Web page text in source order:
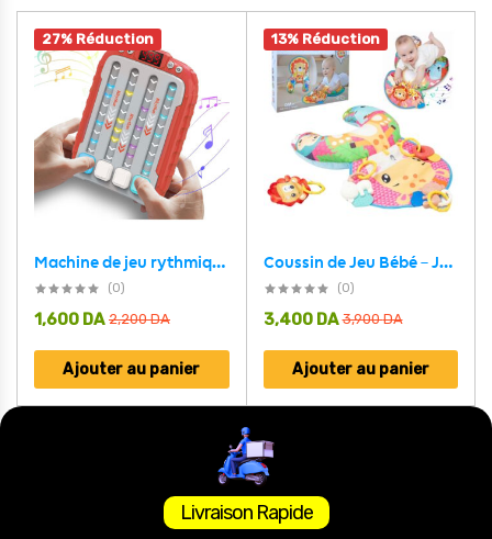
27% Réduction
Machine de jeu rythmique anti-stress avec musique et lumière – لعبة أطفال مسلية
(0)
2,200DA
1,600 DA
Ajouter au panier
13% Réduction
Coussin de Jeu Bébé – Jouet d’Éveil Sensoriel Montessori avec Animaux Sonores – وسادة البطن للرضع
(0)
3,900DA
3,400 DA
Ajouter au panier
Livraison Rapide